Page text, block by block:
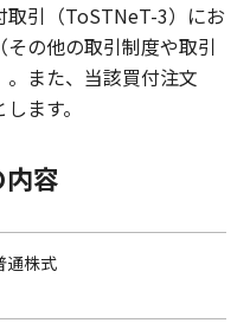
取引（ToSTNeT-3）にお
の他の取引制度や取引
また、当該買付注文
ます。
容
通株式